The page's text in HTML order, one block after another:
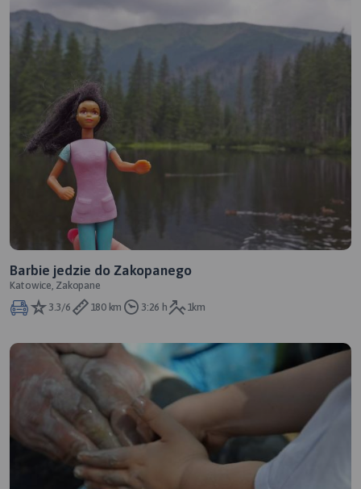
Barbie jedzie do Zakopanego
Katowice, Zakopane
3.3/6
180 km 3:26 h 1km